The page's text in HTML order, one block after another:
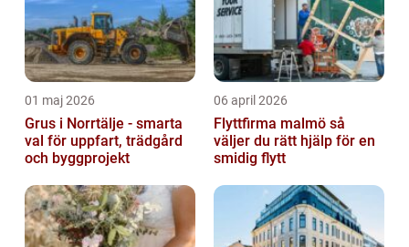
01 maj 2026
Grus i Norrtälje - smarta
val för uppfart, trädgård
och byggprojekt
06 april 2026
Flyttfirma malmö så
väljer du rätt hjälp för en
smidig flytt